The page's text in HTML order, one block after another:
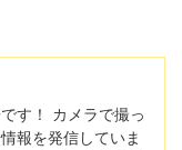
す！ カメラで撮っ
報を発信していま